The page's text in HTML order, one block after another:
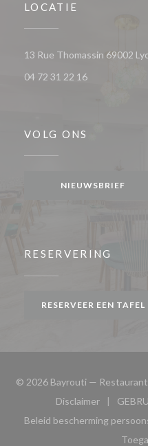
LOCATIE
13 Rue Thomassin 69002
04 72 31 22 16
VOLG ONS
NIEUWSBRIEF
RESERVERING
RESERVEER EEN TAFEL
© 2026 Bayrouti —
Disclaimer
((opent in
Beleid bescherming